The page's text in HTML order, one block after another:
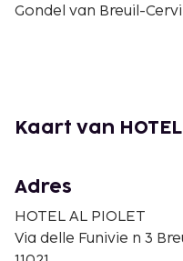
Gondel van Breuil-
Skigebied Breuil-
Skilift van Pancheron -
Laghi Bianchi
Telecabina Plan
Skilift van Plan
Kaart van HOTEL
Adres
HOTEL AL PIOLET
Via delle Funivie n 3